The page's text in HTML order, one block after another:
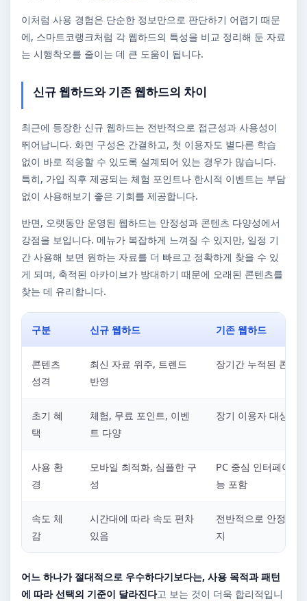
이처럼 사용 경험은 단순한 정보만으로 판단하기 어렵기 때문
에, 스마트코랭크처럼 각 웹하드의 특성을 비교 정리해 둔 자료
는 시행착오를 줄이는 데 큰 도움이 됩니다.
신규 웹하드와 기존 웹하드의 차이
최근에 등장한 신규 웹하드는 전반적으로 접근성과 사용성이
뛰어납니다. 화면 구성은 간결하고, 첫 이용자도 별다른 학습
없이 바로 적응할 수 있도록 설계되어 있는 경우가 많습니다.
특히, 가입 직후 제공되는 체험 포인트나 한시적 이벤트는 부담
없이 사용해보기 좋은 기회를 제공합니다.
반면, 오랫동안 운영된 웹하드는 안정성과 콘텐츠 다양성에서
강점을 보입니다. 메뉴가 복잡하게 느껴질 수 있지만, 일정 기
간 사용해 보면 원하는 자료를 더 빠르고 정확하게 찾을 수 있
게 되며, 축적된 아카이브가 방대하기 때문에 오래된 콘텐츠를
찾는 데 유리합니다.
구분 신규 웹하드 기존 웹하드
콘텐츠
성격
최신 자료 위주, 트렌드
반영
장기간 누적된 콘텐
초기 혜
택
체험, 무료 포인트, 이벤
트 다양
장기 이용자 대상 혜
사용 환
경
모바일 최적화, 심플한 구
성
PC 중심 인터페이스,
능 포함
속도 체
감
시간대에 따라 속도 편차
있음
전반적으로 안정적
지
어느 하나가 절대적으로 우수하다기보다는, 사용 목적과 패턴
에 따라 선택의 기준이 달라진다고 보는 것이 더욱 합리적입니